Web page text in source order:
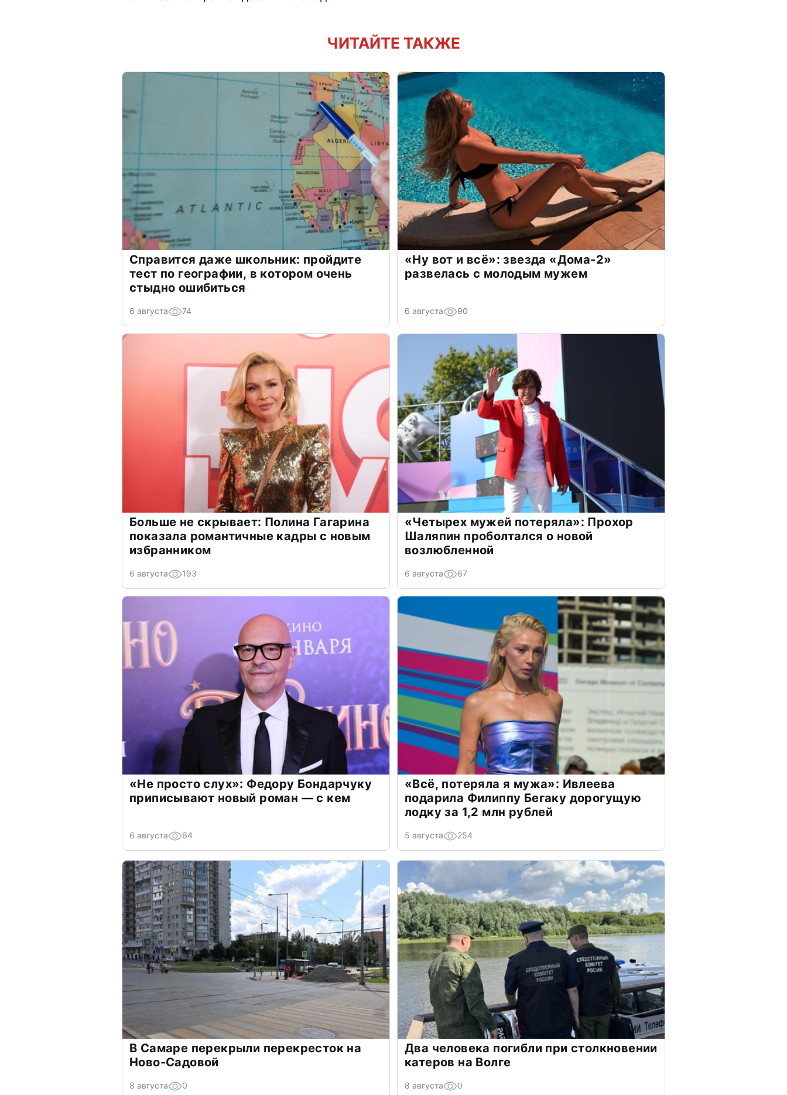
ЧИТАЙТЕ ТАКЖЕ
Справится даже школьник: пройдите
тест по географии, в котором очень
стыдно ошибиться
6 августа 74
«Ну вот и всё»: звезда «Дома-2»
развелась с молодым мужем
6 августа 90
Больше не скрывает: Полина Гагарина
показала романтичные кадры с новым
избранником
6 августа 193
«Четырех мужей потеряла»: Прохор
Шаляпин проболтался о новой
возлюбленной
6 августа 67
«Не просто слух»: Федору Бондарчуку
приписывают новый роман — с кем
6 августа 64
«Всё, потеряла я мужа»: Ивлеева
подарила Филиппу Бегаку дорогущую
лодку за 1,2 млн рублей
5 августа 254
В Самаре перекрыли перекресток на
Ново-Садовой
8 августа 0
Два человека погибли при столкновении
катеров на Волге
8 августа 0